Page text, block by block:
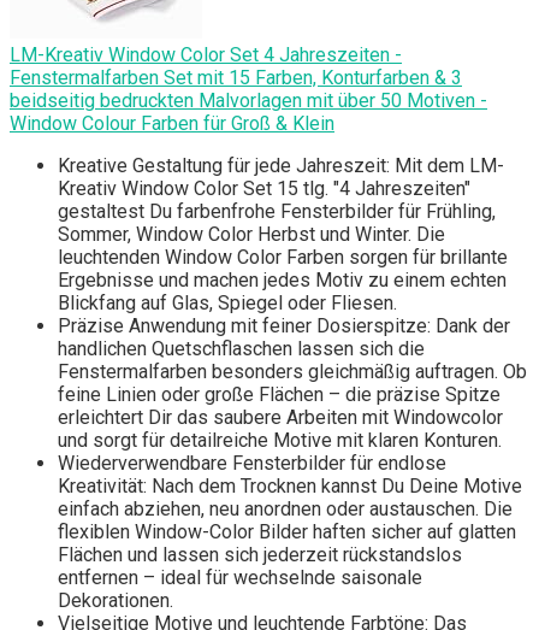
LM-Kreativ Window Color Set 4 Jahreszeiten -
Fenstermalfarben Set mit 15 Farben, Konturfarben & 3
beidseitig bedruckten Malvorlagen mit über 50 Motiven -
Window Colour Farben für Groß & Klein
Kreative Gestaltung für jede Jahreszeit: Mit dem LM-
Kreativ Window Color Set 15 tlg. "4 Jahreszeiten"
gestaltest Du farbenfrohe Fensterbilder für Frühling,
Sommer, Window Color Herbst und Winter. Die
leuchtenden Window Color Farben sorgen für brillante
Ergebnisse und machen jedes Motiv zu einem echten
Blickfang auf Glas, Spiegel oder Fliesen.
Präzise Anwendung mit feiner Dosierspitze: Dank der
handlichen Quetschflaschen lassen sich die
Fenstermalfarben besonders gleichmäßig auftragen. Ob
feine Linien oder große Flächen – die präzise Spitze
erleichtert Dir das saubere Arbeiten mit Windowcolor
und sorgt für detailreiche Motive mit klaren Konturen.
Wiederverwendbare Fensterbilder für endlose
Kreativität: Nach dem Trocknen kannst Du Deine Motive
einfach abziehen, neu anordnen oder austauschen. Die
flexiblen Window-Color Bilder haften sicher auf glatten
Flächen und lassen sich jederzeit rückstandslos
entfernen – ideal für wechselnde saisonale
Dekorationen.
Vielseitige Motive und leuchtende Farbtöne: Das